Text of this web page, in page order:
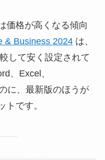
価格が高くなる傾向
& Business 2024は、
して安く設定されて
、Excel、
に、最新版のほうが
トです。